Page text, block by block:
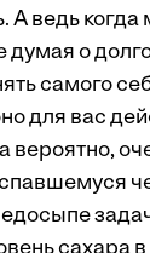
А ведь когда
о
самого
для вас